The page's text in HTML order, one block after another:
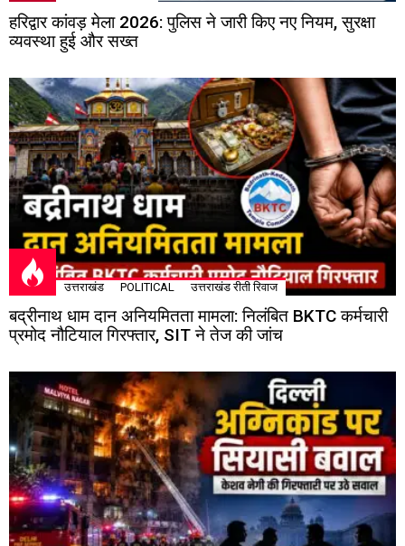
हरिद्वार कांवड़ मेला 2026: पुलिस ने जारी किए नए नियम, सुरक्षा
व्यवस्था हुई और सख्त
उत्तराखंड POLITICAL उत्तराखंड रीती रिवाज
बद्रीनाथ धाम दान अनियमितता मामला: निलंबित BKTC कर्मचारी
प्रमोद नौटियाल गिरफ्तार, SIT ने तेज की जांच